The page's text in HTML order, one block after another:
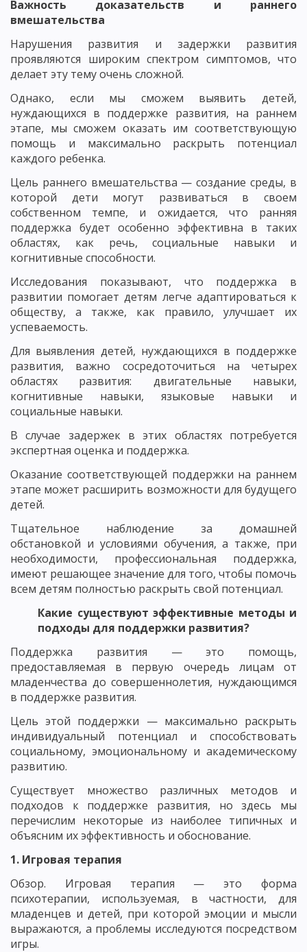
Важность доказательств и раннего
вмешательства
Нарушения развития и задержки развития
проявляются широким спектром симптомов, что
делает эту тему очень сложной.
Однако, если мы сможем выявить детей,
нуждающихся в поддержке развития, на раннем
этапе, мы сможем оказать им соответствующую
помощь и максимально раскрыть потенциал
каждого ребенка.
Цель раннего вмешательства — создание среды, в
которой дети могут развиваться в своем
собственном темпе, и ожидается, что ранняя
поддержка будет особенно эффективна в таких
областях, как речь, социальные навыки и
когнитивные способности.
Исследования показывают, что поддержка в
развитии помогает детям легче адаптироваться к
обществу, а также, как правило, улучшает их
успеваемость.
Для выявления детей, нуждающихся в поддержке
развития, важно сосредоточиться на четырех
областях развития: двигательные навыки,
когнитивные навыки, языковые навыки и
социальные навыки.
В случае задержек в этих областях потребуется
экспертная оценка и поддержка.
Оказание соответствующей поддержки на раннем
этапе может расширить возможности для будущего
детей.
Тщательное наблюдение за домашней
обстановкой и условиями обучения, а также, при
необходимости, профессиональная поддержка,
имеют решающее значение для того, чтобы помочь
всем детям полностью раскрыть свой потенциал.
Какие существуют эффективные методы и
подходы для поддержки развития?
Поддержка развития — это помощь,
предоставляемая в первую очередь лицам от
младенчества до совершеннолетия, нуждающимся
в поддержке развития.
Цель этой поддержки — максимально раскрыть
индивидуальный потенциал и способствовать
социальному, эмоциональному и академическому
развитию.
Существует множество различных методов и
подходов к поддержке развития, но здесь мы
перечислим некоторые из наиболее типичных и
объясним их эффективность и обоснование.
1. Игровая терапия
Обзор. Игровая терапия — это форма
психотерапии, используемая, в частности, для
младенцев и детей, при которой эмоции и мысли
выражаются, а проблемы исследуются посредством
игры.